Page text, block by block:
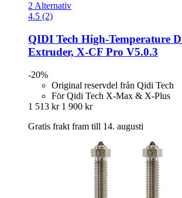
2 Alternativ
4.5 (2)
QIDI Tech High-​Temperature
Extruder, X-​CF Pro V5.0.3
-20%
Original reservdel från Qidi Tech
För Qidi Tech X-Max & X-Plus
1 513 kr 1 900 kr
Gratis frakt fram till 14. augusti